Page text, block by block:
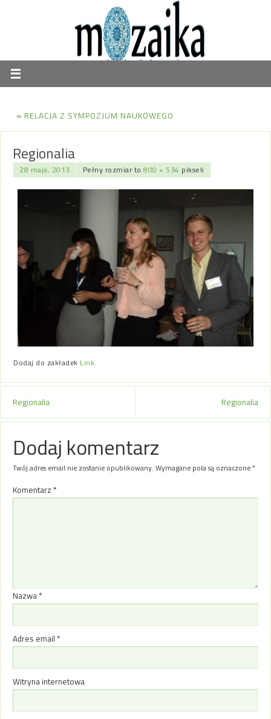
« RELACJA Z SYMPOZJUM NAUKOWEGO
Regionalia
28 maja, 2013 Pełny rozmiar to800 × 534 pikseli
Dodaj do zakładek Link.
Regionalia Regionalia
Dodaj komentarz
Twój adres email nie zostanie opublikowany. Wymagane pola są oznaczone*
Komentarz *
Nazwa *
Adres email *
Witryna internetowa